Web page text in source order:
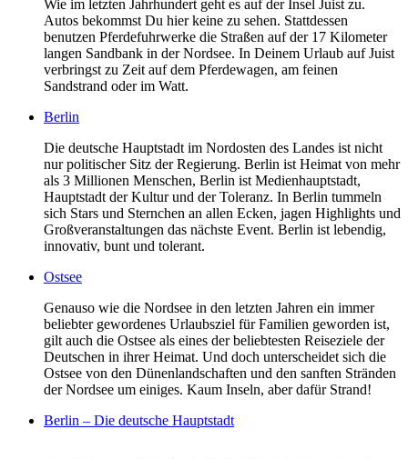
Wie im letzten Jahrhundert geht es auf der Insel Juist zu.
Autos bekommst Du hier keine zu sehen. Stattdessen
benutzen Pferdefuhrwerke die Straßen auf der 17 Kilometer
langen Sandbank in der Nordsee. In Deinem Urlaub auf Juist
verbringst zu Zeit auf dem Pferdewagen, am feinen
Sandstrand oder im Watt.
Berlin
Die deutsche Hauptstadt im Nordosten des Landes ist nicht
nur politischer Sitz der Regierung. Berlin ist Heimat von mehr
als 3 Millionen Menschen, Berlin ist Medienhauptstadt,
Hauptstadt der Kultur und der Toleranz. In Berlin tummeln
sich Stars und Sternchen an allen Ecken, jagen Highlights und
Großveranstaltungen das nächste Event. Berlin ist lebendig,
innovativ, bunt und tolerant.
Ostsee
Genauso wie die Nordsee in den letzten Jahren ein immer
beliebter gewordenes Urlaubsziel für Familien geworden ist,
gilt auch die Ostsee als eines der beliebtesten Reiseziele der
Deutschen in ihrer Heimat. Und doch unterscheidet sich die
Ostsee von den Dünenlandschaften und den sanften Stränden
der Nordsee um einiges. Kaum Inseln, aber dafür Strand!
Berlin – Die deutsche Hauptstadt